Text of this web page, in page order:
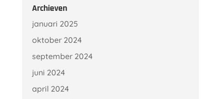
Archieven
januari 2025
oktober 2024
september 2024
juni 2024
april 2024